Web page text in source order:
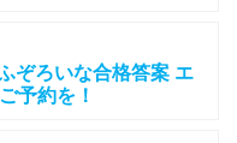
ぞろいな合格答案 エ
予約を！